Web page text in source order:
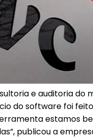
e auditoria do
do software foi
estamos
publicou a